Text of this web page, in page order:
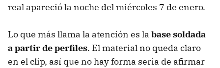
real apareció la noche del miércoles 7 de enero.
Lo que más llama la atención es la base soldada
a partir de perfiles. El material no queda claro
en el clip, así que no hay forma seria de afirmar